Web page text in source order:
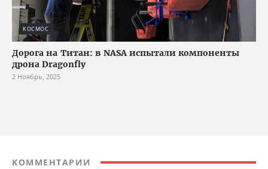
КОСМОС
Дорога на Титан: в NASA испытали компоненты
дрона Dragonfly
2 Ноябрь, 2025
КОММЕНТАРИИ